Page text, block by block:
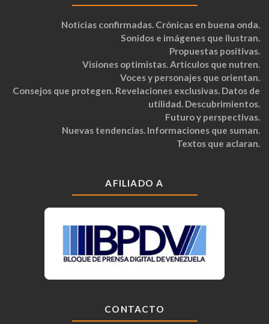
Noticias confirmadas. Crónicas en buena onda.
Sonidos e imágenes que ilustran.
Propuestas positivas.
Visiones optimistas. Artículos que nutren.
Voces y personajes que orientan.
Consejos que protegen. Revelaciones exclusivas. Datos de
utilidad. Descubrimientos.
Futuro y perspectivas.
Nuevas tendencias. Informaciones que suman.
Textos que aclaran.
AFILIADO A
CONTACTO